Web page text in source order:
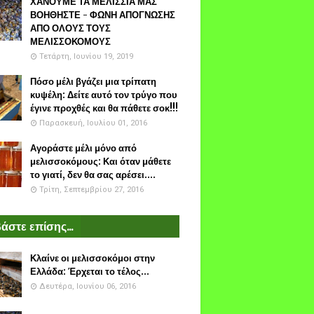
ΒΟΗΘΗΣΤΕ - ΦΩΝΗ ΑΠΟΓΝΩΣΗΣ
ΑΠΟ ΟΛΟΥΣ ΤΟΥΣ
ΜΕΛΙΣΣΟΚΟΜΟΥΣ
Τετάρτη, Ιουνίου 19, 2019
Πόσο μέλι βγάζει μια τρίπατη
κυψέλη: Δείτε αυτό τον τρύγο που
έγινε προχθές και θα πάθετε σοκ!!!
Παρασκευή, Ιουλίου 01, 2016
Αγοράστε μέλι μόνο από
μελισσοκόμους: Και όταν μάθετε
το γιατί, δεν θα σας αρέσει....
Τρίτη, Σεπτεμβρίου 27, 2016
επίσης...
Κλαίνε οι μελισσοκόμοι στην
Ελλάδα: Έρχεται το τέλος...
Δευτέρα, Ιουνίου 06, 2016